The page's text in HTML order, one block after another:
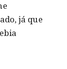
já que